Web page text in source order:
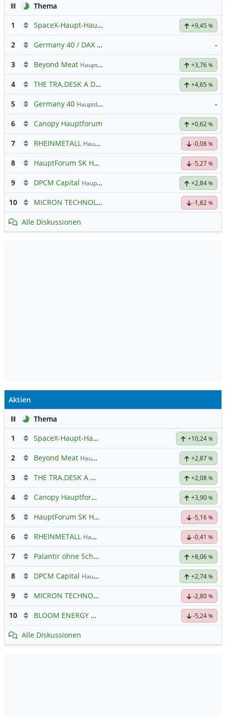
PauseThema
1
SpaceX-Haupt-Hauptforum +9,45 %
2 Germany 40 / DAX Prognose -
3 Beyond Meat Hauptdiskussion +3,76 %
4 THE TRA.DESK A DL-,000001 +4,65 %
5 Germany 40 Hauptdiskussion -
6 Canopy Hauptforum +0,62 %
7 RHEINMETALL Hauptdiskussion -0,08 %
8 HauptForum SK HYNIC -5,27 %
9 DPCM Capital Hauptdiskussion +2,84 %
10 MICRON TECHNOLOGY -1,82 %
Alle Diskussionen
Aktien
PauseThema
1
SpaceX-Haupt-Hauptforum +10,24 %
2 Beyond Meat Hauptdiskussion +2,87 %
3 THE TRA.DESK A DL-,000001 +2,08 %
4 Canopy Hauptforum +3,90 %
5 HauptForum SK HYNIC -5,16 %
6 RHEINMETALL Hauptdiskussion -0,41 %
7 Palantir ohne Schnickschnack +8,06 %
8 DPCM Capital Hauptdiskussion +2,74 %
9 MICRON TECHNOLOGY -2,80 %
10 BLOOM ENERGY A -5,24 %
Alle Diskussionen